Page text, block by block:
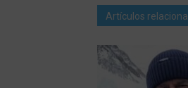
Artículos